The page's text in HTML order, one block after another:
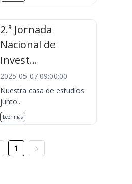
2.ª Jornada
Nacional de
Invest...
2025-05-07 09:00:00
Nuestra casa de estudios
junto...
Leer más
1